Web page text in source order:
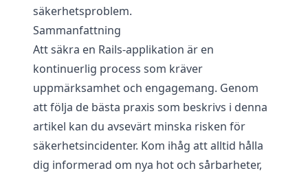
säkerhetsproblem.
Sammanfattning
Att säkra en Rails-applikation är en
kontinuerlig process som kräver
uppmärksamhet och engagemang. Genom
att följa de bästa praxis som beskrivs i denna
artikel kan du avsevärt minska risken för
säkerhetsincidenter. Kom ihåg att alltid hålla
dig informerad om nya hot och sårbarheter,